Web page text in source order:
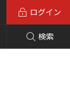
検索
ログイン